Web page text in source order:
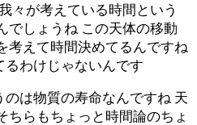
々が考えている時間という
でしょうね この天体の移動
考えて時間決めてるんですね
わけじゃないんです
は物質の寿命なんですね 天
ちらもちょっと時間論のちょ